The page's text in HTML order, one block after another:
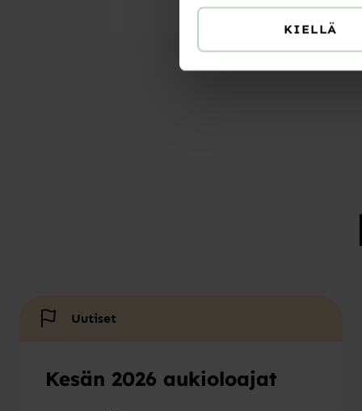
KIELLÄ
Uutiset
Kesän 2026 aukioloajat